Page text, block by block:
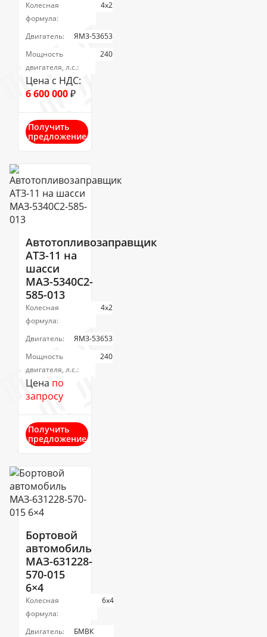
Колесная
формула:
4х2
Двигатель:
ЯМЗ-53653
Мощность
двигателя, л.с.:
240
Цена с НДС:
6 600 000₽
Получить
предложение
Автотопливозаправщик
АТЗ-11 на
шасси
МАЗ-5340С2-
585-013
Колесная
формула:
4х2
Двигатель:
ЯМЗ-53653
Мощность
двигателя, л.с.:
240
Цена по
запросу
Получить
предложение
Бортовой
автомобиль
МАЗ-631228-
570-015
6×4
Колесная
формула:
6х4
Двигатель:
БМВК